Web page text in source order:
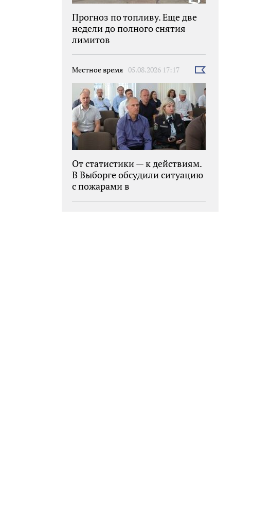
Прогноз по топливу. Еще две
недели до полного снятия
лимитов
Местное время 05.08.2026 17:17
Выбрать
От статистики — к действиям.
В Выборге обсудили ситуацию
с пожарами в